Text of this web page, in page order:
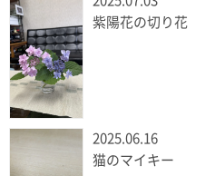
紫陽花の切り花
2025.06.16
猫のマイキー